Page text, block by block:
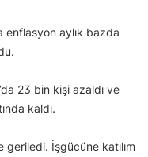
enflasyon aylık bazda
23 bin kişi azaldı ve
kaldı.
geriledi. İşgücüne katılım